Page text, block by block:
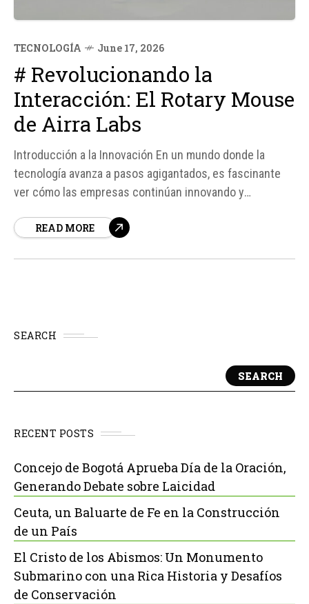
TECNOLOGÍA June 17, 2026
# Revolucionando la
Interacción: El Rotary Mouse
de Airra Labs
Introducción a la Innovación En un mundo donde la
tecnología avanza a pasos agigantados, es fascinante
ver cómo las empresas continúan innovando y
Un ejemplo reciente de esto es el Rotary Mouse
READ MORE
SEARCH
SEARCH
RECENT POSTS
Concejo de Bogotá Aprueba Día de la Oración,
Generando Debate sobre Laicidad
Ceuta, un Baluarte de Fe en la Construcción
de un País
El Cristo de los Abismos: Un Monumento
Submarino con una Rica Historia y Desafíos
de Conservación